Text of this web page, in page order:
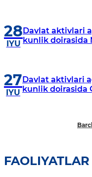
28
IYU
Davlat aktivlari
kunlik doirasida
27
IYU
Davlat aktivlari
kunlik doirasida
FAOLIYATLAR